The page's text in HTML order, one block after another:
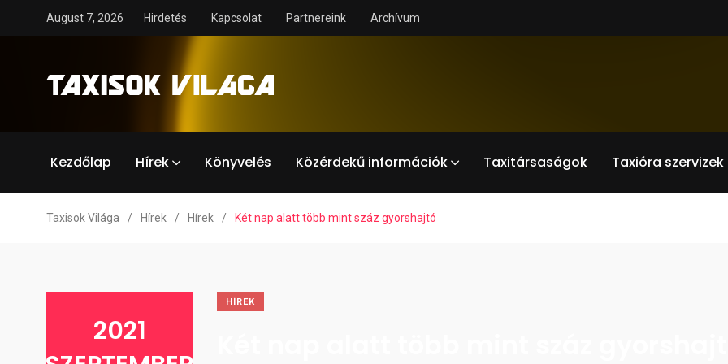
August 7, 2026 Hirdetés Kapcsolat Partnereink Archívum
Kezdőlap Hírek Könyvelés Közérdekű információk Taxitársaságok Taxióra szervizek
Taxisok Világa / Hírek / Hírek / Két nap alatt több mint száz gyorshajtó
2021
HÍREK